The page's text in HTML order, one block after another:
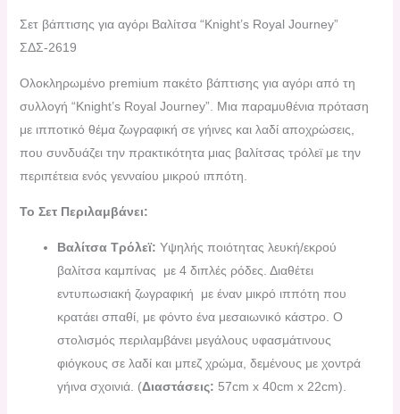
Σετ βάπτισης για αγόρι Βαλίτσα “Knight’s Royal Journey”
ΣΔΣ-2619
Ολοκληρωμένο premium πακέτο βάπτισης για αγόρι από τη
συλλογή “Knight’s Royal Journey”. Μια παραμυθένια πρόταση
με ιπποτικό θέμα ζωγραφική σε γήινες και λαδί αποχρώσεις,
που συνδυάζει την πρακτικότητα μιας βαλίτσας τρόλεϊ με την
περιπέτεια ενός γενναίου μικρού ιππότη.
Το Σετ Περιλαμβάνει:
Βαλίτσα Τρόλεϊ: Υψηλής ποιότητας λευκή/εκρού
βαλίτσα καμπίνας με 4 διπλές ρόδες. Διαθέτει
εντυπωσιακή ζωγραφική με έναν μικρό ιππότη που
κρατάει σπαθί, με φόντο ένα μεσαιωνικό κάστρο. Ο
στολισμός περιλαμβάνει μεγάλους υφασμάτινους
φιόγκους σε λαδί και μπεζ χρώμα, δεμένους με χοντρά
γήινα σχοινιά. (Διαστάσεις: 57cm x 40cm x 22cm).